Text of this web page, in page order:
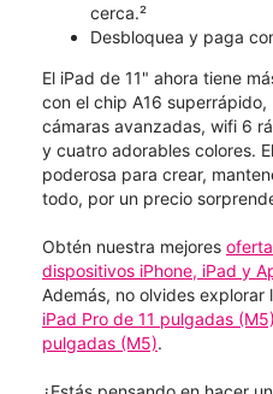
cerca.²
Desbloquea y paga
El iPad de 11" ahora tiene
con el chip A16 superrápido,
cámaras avanzadas, wifi 6
y cuatro adorables colores.
poderosa para crear,
todo, por un precio
Obtén nuestra mejores
dispositivos iPhone, iPad y
Además, no olvides explorar
iPad Pro de 11 pulgadas (M5)
pulgadas (M5).